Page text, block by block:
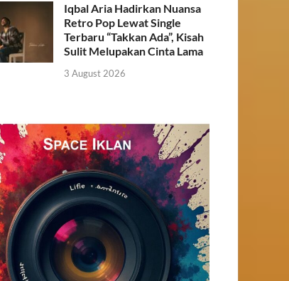
Iqbal Aria Hadirkan Nuansa
Retro Pop Lewat Single
Terbaru “Takkan Ada”, Kisah
Sulit Melupakan Cinta Lama
3 August 2026